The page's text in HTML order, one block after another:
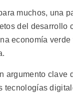
muchos, una
del desarrollo
economía
argumento clave
tecnologías